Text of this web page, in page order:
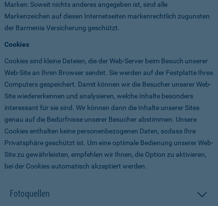
Marken: Soweit nichts anderes angegeben ist, sind alle
Markenzeichen auf diesen Internetseiten markenrechtlich zugunsten
der Barmenia Versicherung geschützt.
Cookies
Cookies sind kleine Dateien, die der Web-Server beim Besuch unserer
Web-Site an Ihren Browser sendet. Sie werden auf der Festplatte Ihres
Computers gespeichert. Damit können wir die Besucher unserer Web-
Site wiedererkennen und analysieren, welche Inhalte besonders
interessant für sie sind. Wir können dann die Inhalte unserer Sites
genau auf die Bedürfnisse unserer Besucher abstimmen. Unsere
Cookies enthalten keine personenbezogenen Daten, sodass Ihre
Privatsphäre geschützt ist. Um eine optimale Bedienung unserer Web-
Site zu gewährleisten, empfehlen wir Ihnen, die Option zu aktivieren,
bei der Cookies automatisch akzeptiert werden.
Fotoquellen